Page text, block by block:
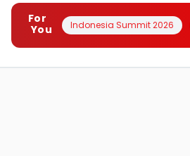
For
You
Indonesia Summit 2026